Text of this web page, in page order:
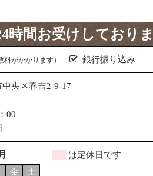
時間お受けしておりま
料がかかります） 銀行振り込み
央区春吉2-9-17
00
金
土
は定休日です